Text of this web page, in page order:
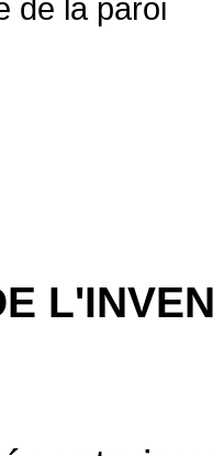
de la paroi